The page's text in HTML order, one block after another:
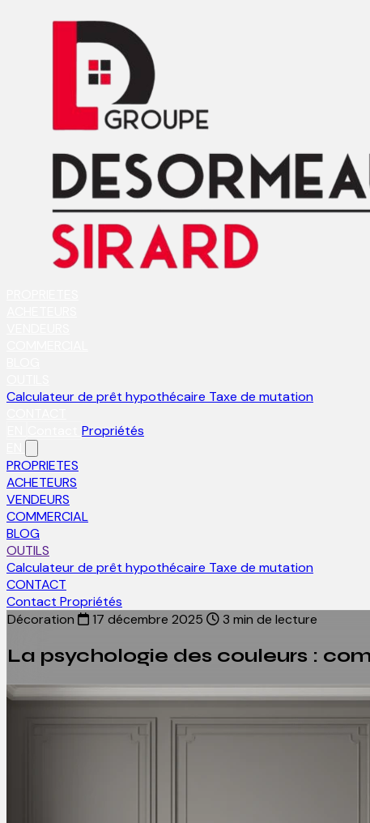
Calculateur de prêt hypothécaire Taxe de mutation
Propriétés
PROPRIETES
ACHETEURS
VENDEURS
COMMERCIAL
BLOG
OUTILS
Calculateur de prêt hypothécaire Taxe de mutation
CONTACT
Contact Propriétés
Décoration
17 décembre 2025 3 min de lecture
La psychologie des couleurs :